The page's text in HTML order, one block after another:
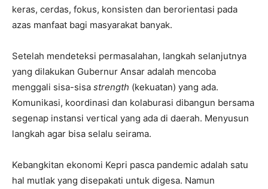
keras, cerdas, fokus, konsisten dan berorientasi pada
azas manfaat bagi masyarakat banyak.
Setelah mendeteksi permasalahan, langkah selanjutnya
yang dilakukan Gubernur Ansar adalah mencoba
menggali sisa-sisa strength (kekuatan) yang ada.
Komunikasi, koordinasi dan kolaburasi dibangun bersama
segenap instansi vertical yang ada di daerah. Menyusun
langkah agar bisa selalu seirama.
Kebangkitan ekonomi Kepri pasca pandemic adalah satu
hal mutlak yang disepakati untuk digesa. Namun